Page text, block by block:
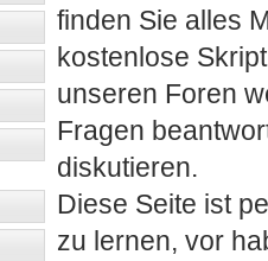
finden Sie alles
kostenlose
unseren Foren
Fragen
diskutieren.
Diese Seite ist
zu lernen, vor